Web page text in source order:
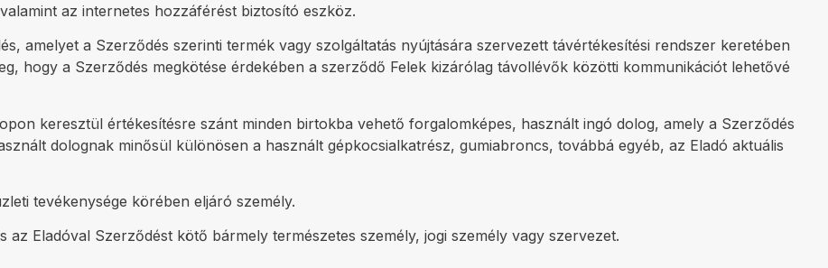
az internetes hozzáférést biztosító eszköz.
amelyet a Szerződés szerinti termék vagy szolgáltatás nyújtására szervezett távértékesítési rendszer keretében
hogy a Szerződés megkötése érdekében a szerződő Felek kizárólag távollévők közötti kommunikációt lehetővé
keresztül értékesítésre szánt minden birtokba vehető forgalomképes, használt ingó dolog, amely a Szerződés
dolognak minősül különösen a használt gépkocsialkatrész, gumiabroncs, továbbá egyéb, az Eladó aktuális
tevékenysége körében eljáró személy.
az Eladóval Szerződést kötő bármely természetes személy, jogi személy vagy szervezet.